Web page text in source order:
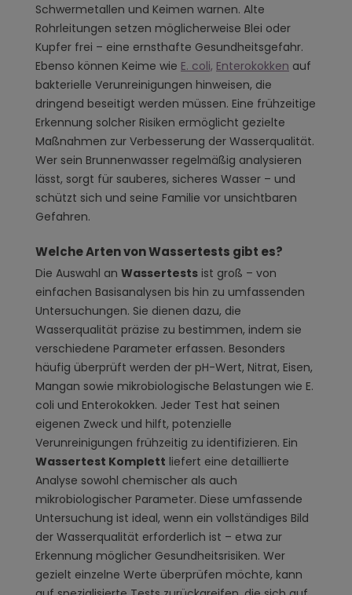
Schwermetallen und Keimen warnen. Alte
Rohrleitungen setzen möglicherweise Blei oder
Kupfer frei – eine ernsthafte Gesundheitsgefahr.
Ebenso können Keime wie E. coli, Enterokokken auf
bakterielle Verunreinigungen hinweisen, die
dringend beseitigt werden müssen. Eine frühzeitige
Erkennung solcher Risiken ermöglicht gezielte
Maßnahmen zur Verbesserung der Wasserqualität.
Wer sein Brunnenwasser regelmäßig analysieren
lässt, sorgt für sauberes, sicheres Wasser – und
schützt sich und seine Familie vor unsichtbaren
Gefahren.
Welche Arten von Wassertests gibt es?
Die Auswahl an Wassertests ist groß – von
einfachen Basisanalysen bis hin zu umfassenden
Untersuchungen. Sie dienen dazu, die
Wasserqualität präzise zu bestimmen, indem sie
verschiedene Parameter erfassen. Besonders
häufig überprüft werden der pH-Wert, Nitrat, Eisen,
Mangan sowie mikrobiologische Belastungen wie E.
coli und Enterokokken. Jeder Test hat seinen
eigenen Zweck und hilft, potenzielle
Verunreinigungen frühzeitig zu identifizieren. Ein
Wassertest Komplett liefert eine detaillierte
Analyse sowohl chemischer als auch
mikrobiologischer Parameter. Diese umfassende
Untersuchung ist ideal, wenn ein vollständiges Bild
der Wasserqualität erforderlich ist – etwa zur
Erkennung möglicher Gesundheitsrisiken. Wer
gezielt einzelne Werte überprüfen möchte, kann